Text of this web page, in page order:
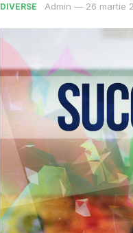
DIVERSE Admin — 26 martie